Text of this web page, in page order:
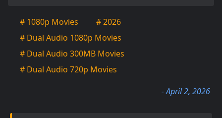
# 1080p Movies
# 2026
# Dual Audio 1080p Movies
# Dual Audio 300MB Movies
# Dual Audio 720p Movies
- April 2, 2026